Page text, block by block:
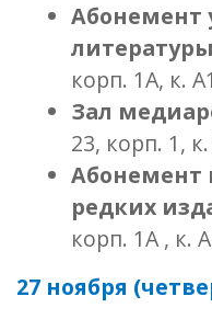
Абонемент
литературы
корп. 1А, к.
Зал
23, корп. 1,
Абонемент
редких
корп. 1А , к.
27 ноября